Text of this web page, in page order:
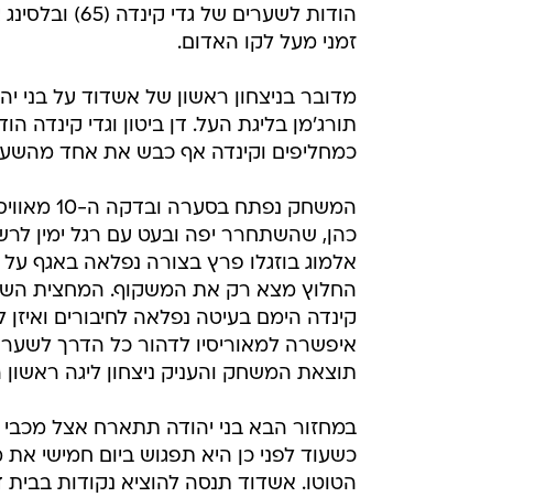
זמני מעל לקו האדום.
תורג'מן בליגת העל. דן ביטון וגדי קינדה
כמחליפים וקינדה אף כבש את אחד
המשחק
אלמוג בוזגלו פרץ בצורה נפלאה באגף
תוצאת המשחק והעניק ניצחון ליגה
במחזור הבא בני יהודה תתארח אצל
כשעוד לפני כן היא תפגוש ביום חמישי
הטוטו. אשדוד תנסה להוציא נקודות